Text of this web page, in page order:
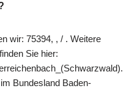
wir: 75394, , / . Weitere
Sie hier:
Bundesland Baden-